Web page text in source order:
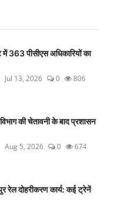
363 पीसीएस अधिकारियों का
Jul 13, 2026 0 806
की चेतावनी के बाद प्रशासन
Aug 5, 2026 0 674
रेल दोहरीकरण कार्य: कई ट्रेनें